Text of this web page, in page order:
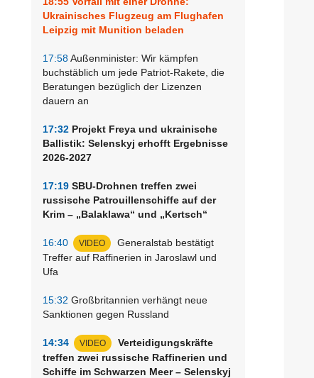
Ukrainisches Flugzeug am Flughafen
Leipzig mit Munition beladen
17:58Außenminister: Wir kämpfen
buchstäblich um jede Patriot-Rakete, die
Beratungen bezüglich der Lizenzen
dauern an
17:32 Projekt Freya und ukrainische
Ballistik: Selenskyj erhofft Ergebnisse
2026-2027
17:19 SBU-Drohnen treffen zwei
russische Patrouillenschiffe auf der
Krim – „Balaklawa“ und „Kertsch“
16:40 VIDEO
Generalstab bestätigt
Treffer auf Raffinerien in Jaroslawl und
Ufa
15:32 Großbritannien verhängt neue
Sanktionen gegen Russland
14:34 VIDEO
Verteidigungskräfte
treffen zwei russische Raffinerien und
Schiffe im Schwarzen Meer – Selenskyj